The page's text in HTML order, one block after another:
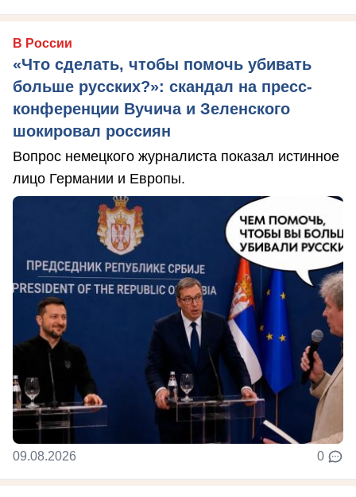
В России
«Что сделать, чтобы помочь убивать
больше русских?»: скандал на пресс-
конференции Вучича и Зеленского
шокировал россиян
Вопрос немецкого журналиста показал истинное
лицо Германии и Европы.
09.08.2026 0